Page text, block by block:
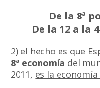
De la 8ª
De la 12 a la
2) el hecho es que
8ª economía del
2011, es la economía